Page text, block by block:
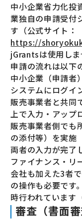
中小企業省力化投
業独自の申請受付
す（公式サイト：
https://
jGrantsは使用しま
申請の流れは以下
中小企業（申請者
システムにログイ
販売事業者と共同
上で入力・アップ
販売事業者側でも
の添付等）を実施
両者の入力が完了
ファイナンス・リ
会社も加えた3者
の操作も必要です
時行われています
審査（書面審